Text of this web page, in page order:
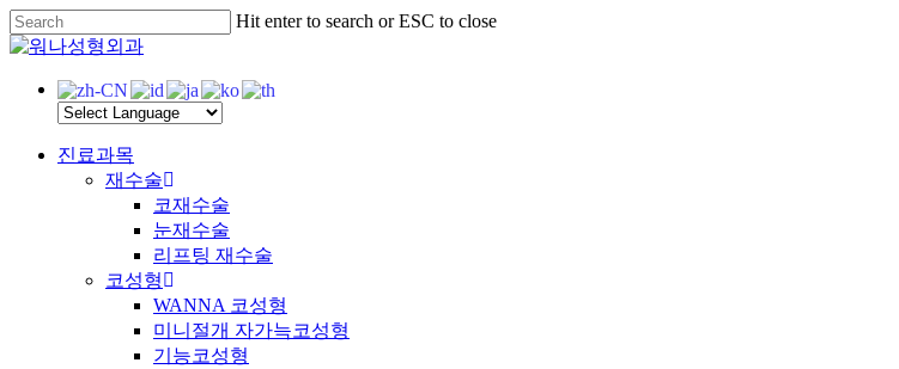
Skip
to
main
content
Hit enter to search or ESC to close
Close
Menu
진료과목
재수술
코재수술
눈재수술
리프팅 재수술
코성형
WANNA 코성형
미니절개 자가늑코성형
기능코성형